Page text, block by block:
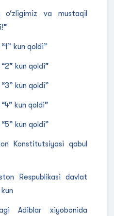
va mustaqil
kun qoldi”
kun qoldi”
kun qoldi”
kun qoldi”
kun qoldi”
Konstitutsiyasi qabul
Respublikasi davlat
Adiblar xiyobonida